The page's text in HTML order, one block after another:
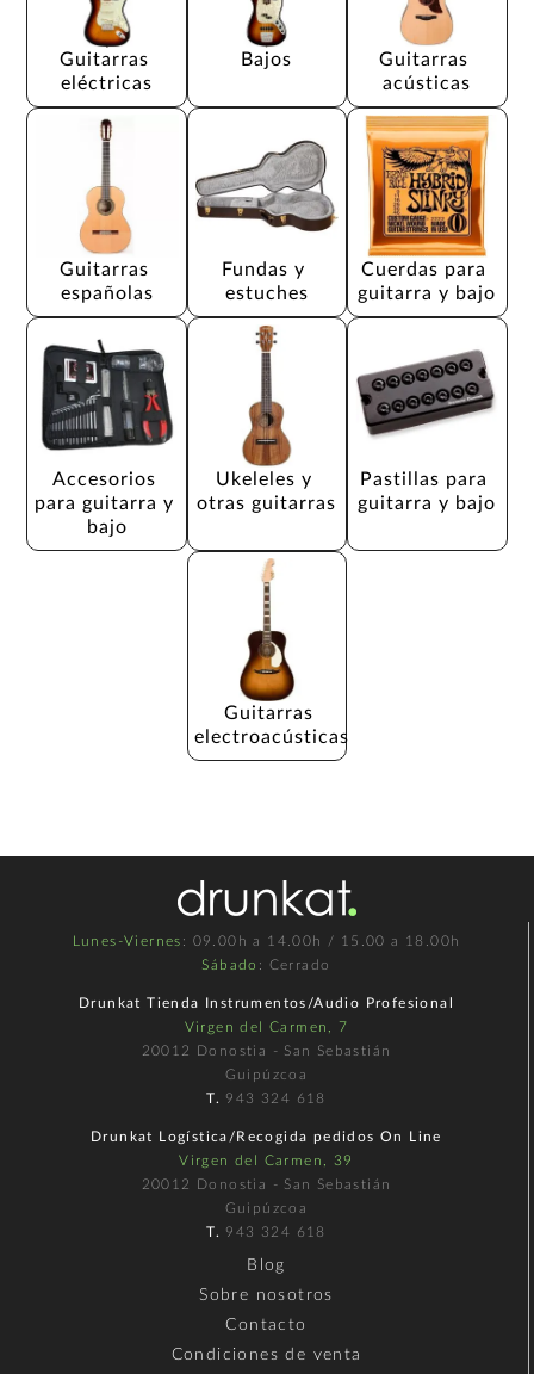
Guitarras
eléctricas
Bajos
Guitarras
acústicas
Guitarras
españolas
Fundas y
estuches
Cuerdas para
guitarra y bajo
Accesorios
para guitarra y
bajo
Ukeleles y
otras guitarras
Pastillas para
guitarra y bajo
Guitarras
electroacústicas
Lunes-Viernes : 09.00h a 14.00h / 15.00 a 18.00h
Sábado : Cerrado
Drunkat Tienda Instrumentos/Audio Profesional
Virgen del Carmen, 7
20012 Donostia - San Sebastián
Guipúzcoa
T. 943 324 618
Drunkat Logística/Recogida pedidos On Line
Virgen del Carmen, 39
20012 Donostia - San Sebastián
Guipúzcoa
T. 943 324 618
Blog
Sobre nosotros
Contacto
Condiciones de venta